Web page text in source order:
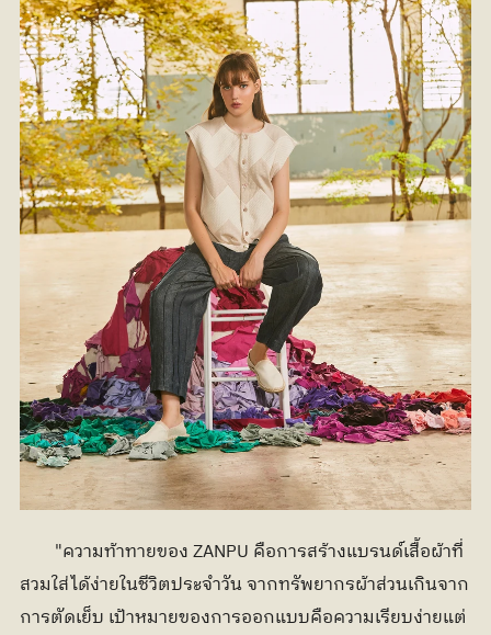
สวมใส่ได้ง่ายในชีวิตประจำวัน จากทรัพยากรผ้าส่วนเกินจาก
การตัดเย็บ เป้าหมายของการออกแบบคือความเรียบง่ายแต่